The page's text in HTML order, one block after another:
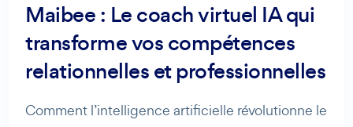
Maibee : Le coach virtuel IA qui
transforme vos compétences
relationnelles et professionnelles
Comment l’intelligence artificielle révolutionne le